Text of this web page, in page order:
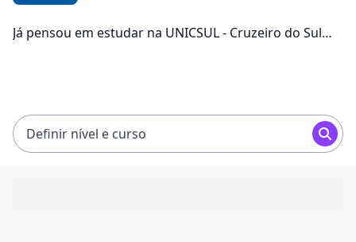
Já pensou em estudar na UNICSUL - Cruzeiro do Sul
Definir nível e curso